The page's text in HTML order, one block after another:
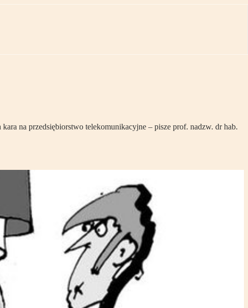
na przedsiębiorstwo telekomunikacyjne – pisze prof. nadzw. dr hab.